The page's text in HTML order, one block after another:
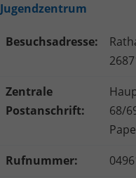
Jugendzentrum
Besuchsadresse:
Zentrale
Postanschrift:
68/
Rufnummer: